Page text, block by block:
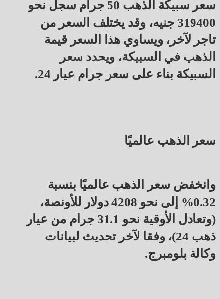
سعر سبيكة الذهب 50 جرام سجل نحو
319400 جنيه، وقد يختلف السعر من
تاجر لآخر، ويساوي هذا السعر قيمة
الذهب في السبيكة، ويحدد سعر
السبيكة بناء على سعر جرام عيار 24.
سعر الذهب عالميًا
وانخفض سعر الذهب عالميًا بنسبة
0.32% إلى نحو 4208 دولار للأونصة،
(وتعادل الأوقية نحو 31.1 جرام من عيار
ذهب 24)، وفقا لآخر تحديث لبيانات
وكالة بلومبرج.